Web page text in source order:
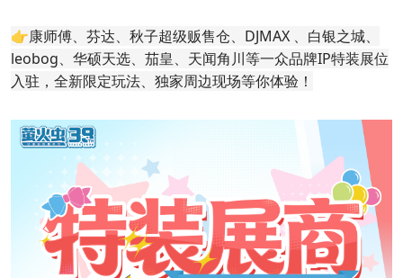
👉康师傅、芬达、秋子超级贩售仓、DJMAX 、白银之城、
leobog、华硕天选、茄皇、天闻角川等一众品牌IP特装展位
入驻，全新限定玩法、独家周边现场等你体验！